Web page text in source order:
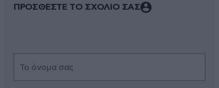
ΠΡΟΣΘΕΣΤΕ ΤΟ ΣΧΟΛΙΟ ΣΑΣ